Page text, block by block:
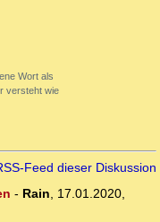
Wort als
versteht wie
Feed dieser Diskussion
- Rain, 17.01.2020,